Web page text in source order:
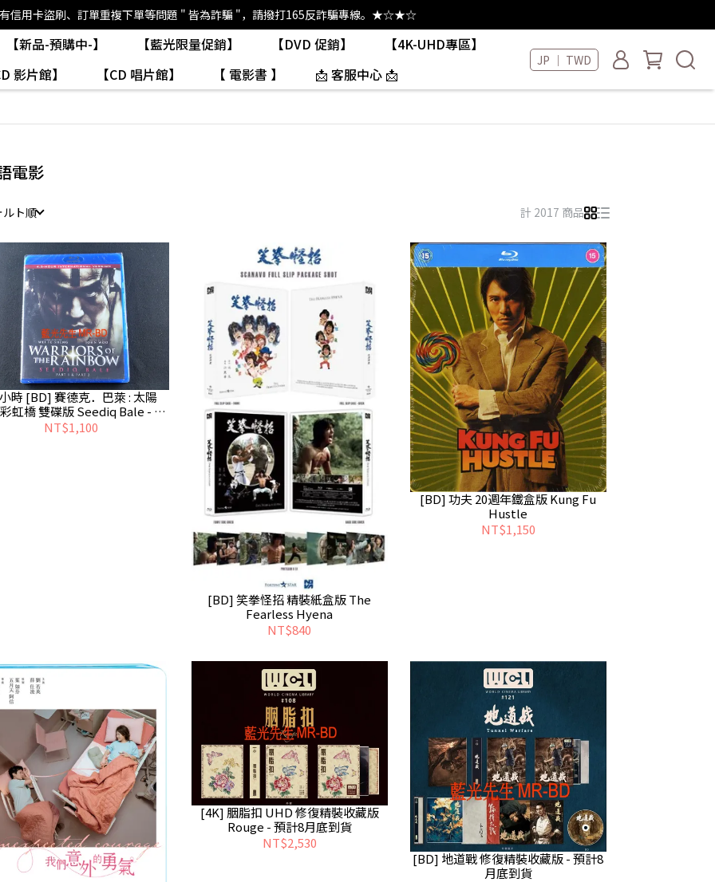
用卡盜刷、訂單重複下單等問題 " 皆為詐騙 "，請撥打165反詐騙專線。★☆★☆
【新品-預購中-】 【藍光限量促銷】 【DVD 促銷】
【4K-UHD專區】
影片館】
【CD 唱片館】 【 電影書 】 📩 客服中心 📩
JP ｜ TWD
電影
ト順 計 2017 商品
時 [BD] 賽德克．巴萊 : 太陽
虹橋 雙碟版 Seediq Bale - 二
手
NT$1,100
[BD] 笑拳怪招 精裝紙盒版 The
Fearless Hyena
NT$840
[BD] 功夫 20週年鐵盒版 Kung Fu
Hustle
NT$1,150
[4K] 胭脂扣 UHD 修復精裝收藏版
Rouge - 預計8月底到貨
NT$2,530
[BD] 地道戰 修復精裝收藏版 - 預計8
月底到貨